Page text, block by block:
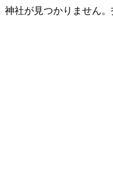
神社が見つかりません